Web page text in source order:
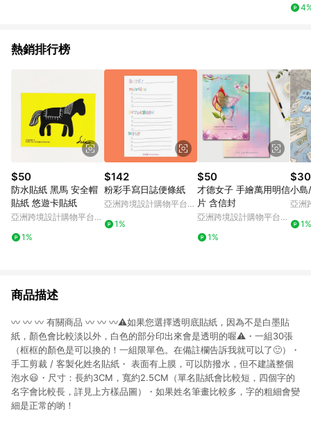
本
熱銷排行榜
$50
防水貼紙 黑馬 安全帽
貼紙 悠遊卡貼紙
亞洲跨境設計購物平台
1%
$142
粉彩手寫日誌便條紙
亞洲跨境設計購物平台
1%
$50
才德女子 手繪萬用明信
片 含信封
亞洲跨境設計購物平台
1%
$30
小島
亞洲
1%
商品描述
〰️ 〰️ 〰️ 有關商品 〰️ 〰️ 〰️⚠️如果您選擇透明底貼紙，因為不是白墨貼
紙，顏色會比較淡以外，白色的部分印出來會是透明的喔⚠️・一組30張
（框框的顏色是可以換的！一組限單色。在備註欄告訴我就可以了🙂）・
手工剪裁 / 客製化姓名貼紙・ 表面有上膜，可以防撥水，但不建議整個
泡水😃・尺寸：長約3CM，寬約2.5CM（單名貼紙會比較短，四個字的
名字會比較長，詳見上方樣品圖）・如果姓名筆畫比較多，字的粗細會變
細是正常的喲！